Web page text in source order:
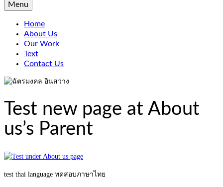
Menu
Home
About Us
Our Work
Text
Contact Us
Test new page at About
us’s Parent
test thai language ทดสอบภาษาไทย